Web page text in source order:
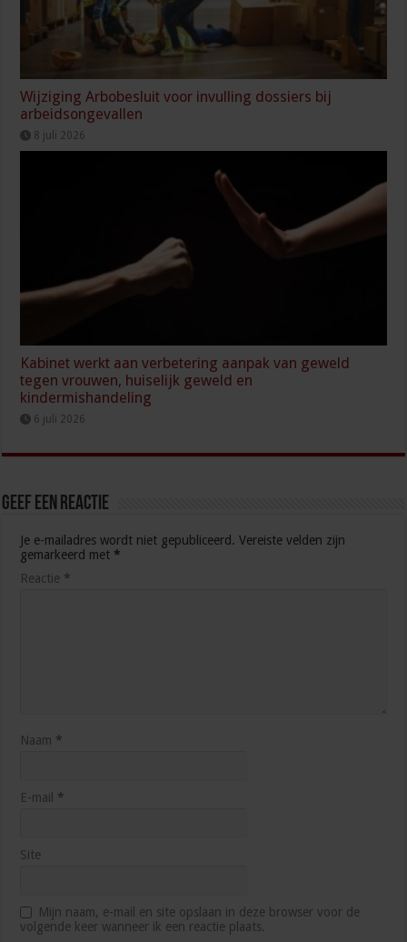
Wijziging Arbobesluit voor invulling dossiers bij
arbeidsongevallen
8 juli 2026
Kabinet werkt aan verbetering aanpak van geweld
tegen vrouwen, huiselijk geweld en
kindermishandeling
6 juli 2026
Geef een reactie
Je e-mailadres wordt niet gepubliceerd. Vereiste velden zijn
gemarkeerd met *
Reactie *
Naam *
E-mail *
Site
Mijn naam, e-mail en site opslaan in deze browser voor de
volgende keer wanneer ik een reactie plaats.